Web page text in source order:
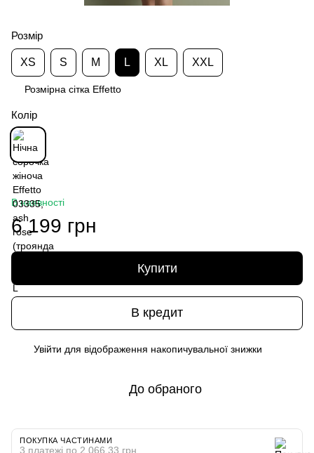
Розмір
XS S M L XL XXL
Розмірна сітка Effetto
Колір
В наявності
6 199 грн
Купити
В кредит
Увійти для відображення накопичувальної знижки
До обраного
ПОКУПКА ЧАСТИНАМИ
3 платежі по 2 066.33 грн